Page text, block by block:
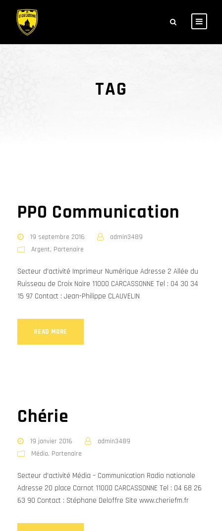
TAG
PPO Communication
19 septembre 2016
admin3489
Argent, Partenaire
Secteur d’activité Imprimeur Numérique Adresse 2 Allée du
Ruisseau de Croix Noire 11000 CARCASSONNE Tel : 04 30 34
15 97 Contact : Jean-Philippe CLAUVELIN
READ MORE
Chérie
19 janvier 2016
admin3489
Média, Partenaire
Secteur d’activité Média – Communication Radio nationale
Adresse 20 place Carnot 11000 CARCASSONNE Tel : 04 68 26
63 90 Contact : Stéphane Deloffre Site www.cheriefm.fr